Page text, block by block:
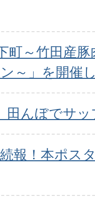
町～竹田産
～」を開催
田んぼでサ
報！本ポス